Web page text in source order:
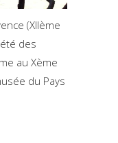
(XIIème
des
au Xème
du Pays